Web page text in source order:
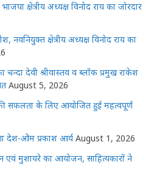
क्षेत्रीय अध्यक्ष विनोद राय का जोरदार
क्षेत्रीय अध्यक्ष विनोद राय का
चन्दा देवी श्रीवास्तव व ब्लॉक प्रमुख राकेश
August 5, 2026
की सफलता के लिए आयोजित हुई महत्वपूर्ण
देश-ओम प्रकाश आर्य August 1, 2026
एवं मुशायरे का आयोजन, साहित्यकारों ने